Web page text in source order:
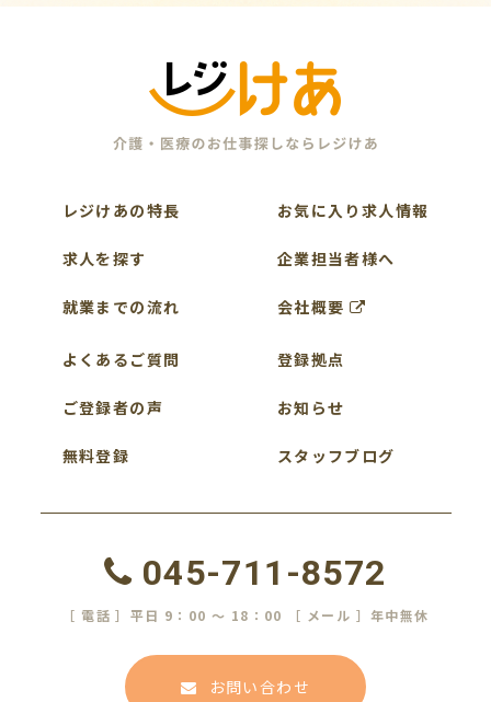
レジけあの特長
求人を探す
就業までの流れ
よくあるご質問
ご登録者の声
無料登録
お気に入り求人情報
企業担当者様へ
会社概要
登録拠点
お知らせ
スタッフブログ
045-711-8572
［ 電話 ］平日 9：00 ～ 18：00 ［ メール ］年中無休
お問い合わせ